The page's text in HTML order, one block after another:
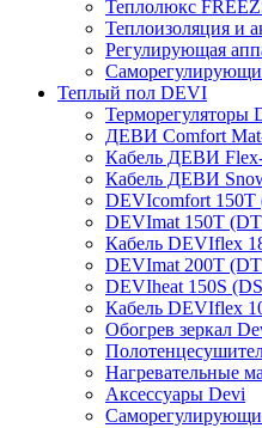
Теплолюкс
Теплоизоляция и
Регулирующая
Теплый пол DEVI
Терморегуляторы
ДЕВИ Comfort
Кабель ДЕВИ
Кабель ДЕВИ
DEVIcomfort 150T
DEVImat 150T
Кабель DEVIflex
DEVImat 200T
DEVIheat 150S
Кабель DEVIflex
Обогрев зеркал
Нагревательные
Аксессуары Devi